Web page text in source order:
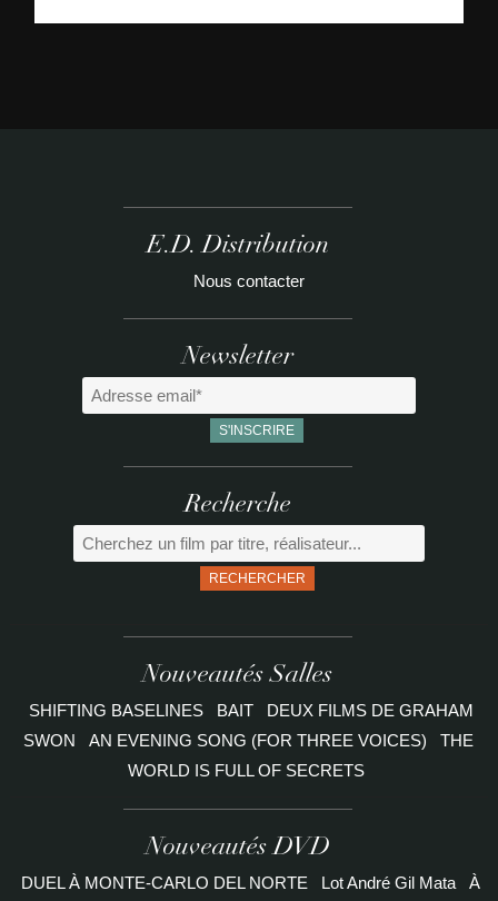
E.D. Distribution
Nous contacter
Newsletter
Recherche
RECHERCHER
Nouveautés Salles
SHIFTING BASELINES BAIT
DEUX FILMS DE GRAHAM
SWON
AN EVENING SONG (FOR THREE VOICES)
THE
WORLD IS FULL OF SECRETS
Nouveautés DVD
DUEL À MONTE-CARLO DEL NORTE Lot André Gil Mata À